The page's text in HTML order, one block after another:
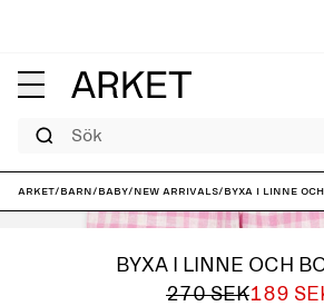
ARKET/Barn/Baby/New arrivals/Byxa i linne
BYXA I LINNE OCH
270 SEK189